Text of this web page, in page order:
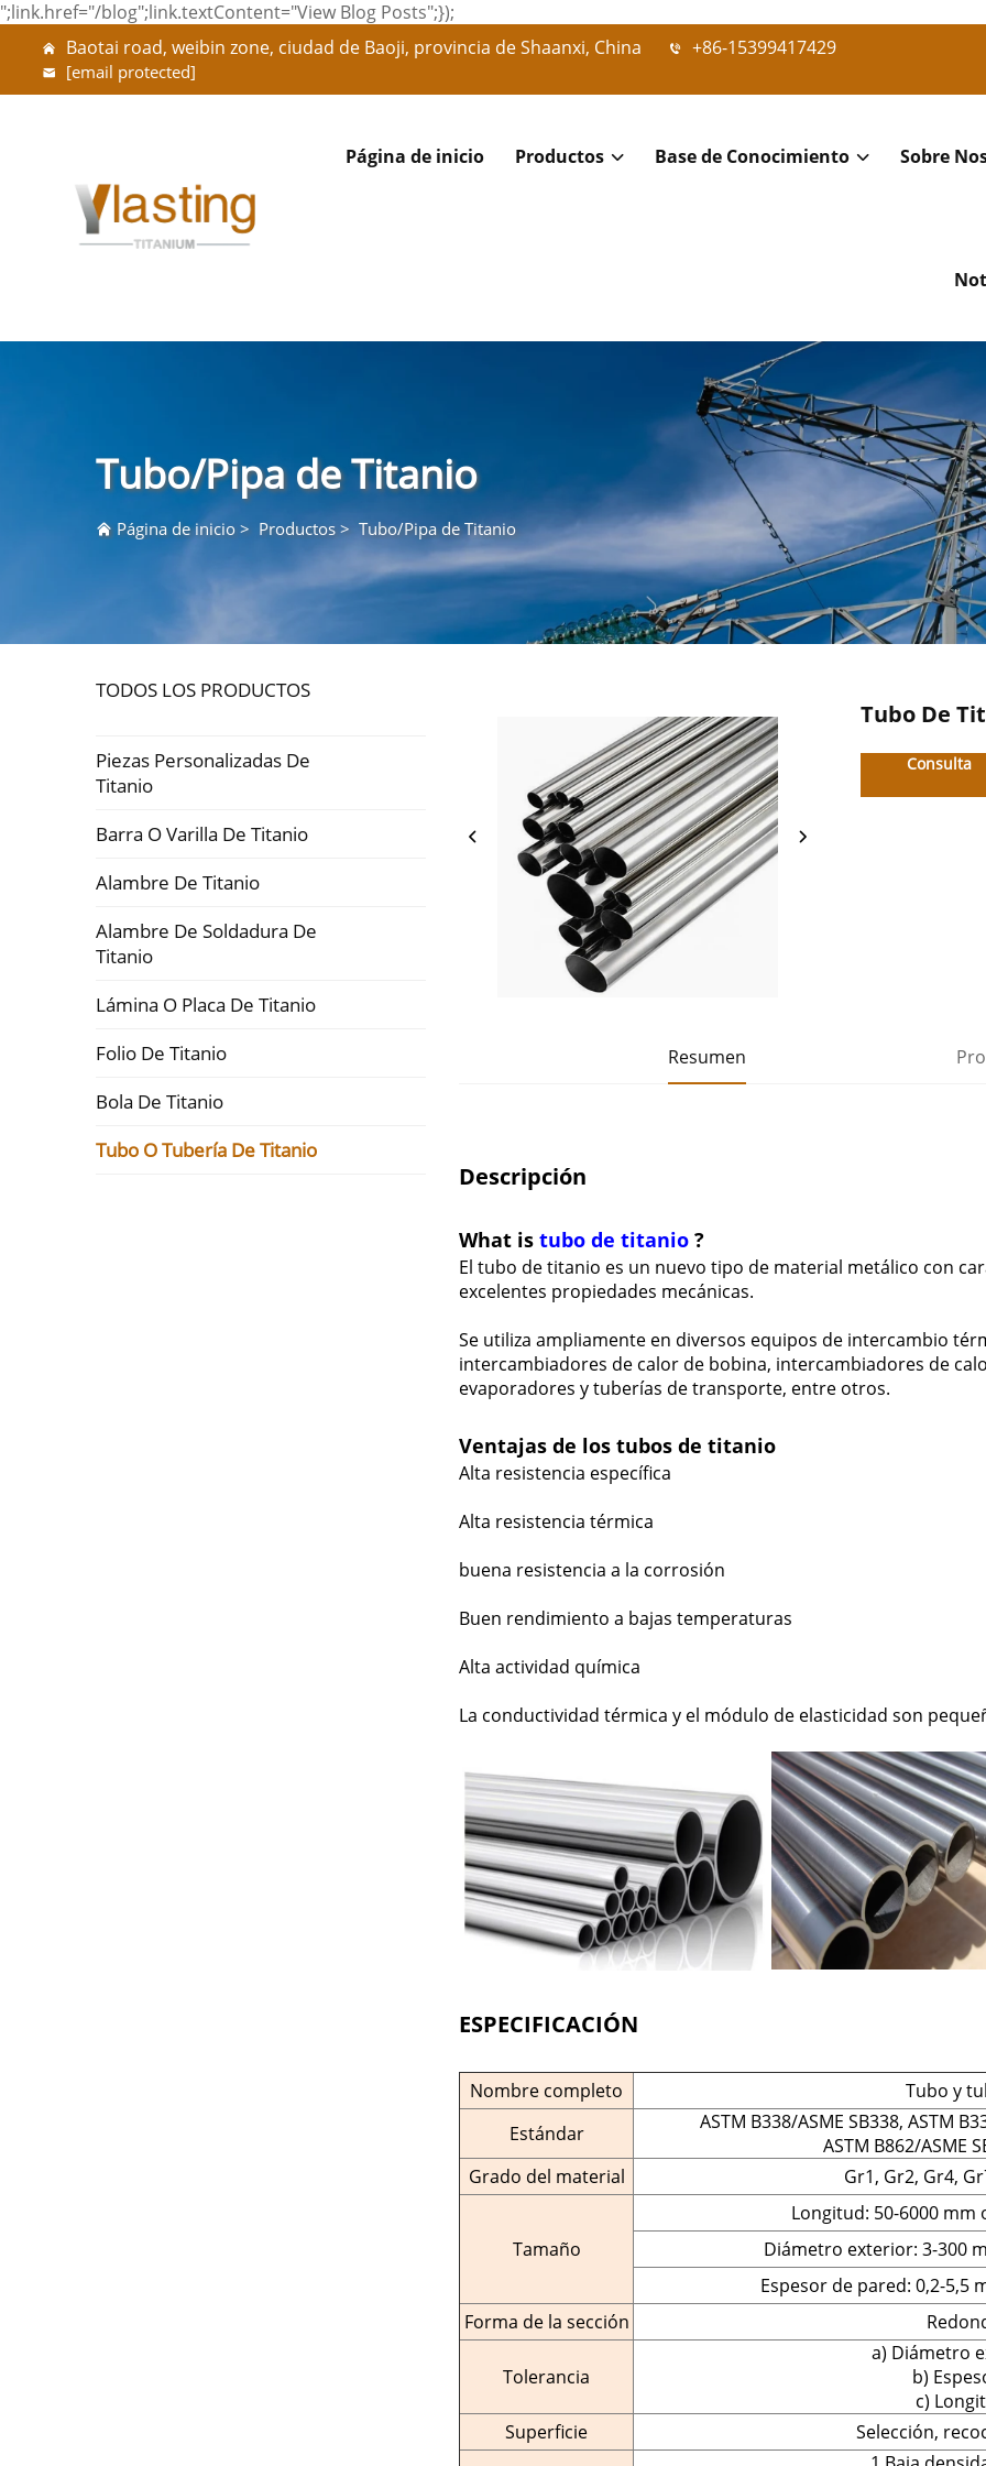
";link.href="/blog";link.textContent="View Blog Posts";});
Baotai road, weibin zone, ciudad de Baoji, provincia de Shaanxi, China
+86-15399417429
[email protected]
Página de inicio Productos Base de Conocimiento Sobre
Tubo/Pipa de Titanio
Página de inicio > Productos >Tubo/Pipa de Titanio
TODOS LOS PRODUCTOS
Piezas Personalizadas De
Titanio
Barra O Varilla De Titanio
Alambre De Titanio
Alambre De Soldadura De
Titanio
Lámina O Placa De Titanio
Folio De Titanio
Bola De Titanio
Tubo O Tubería De Titanio
Tubo De
Consulta
Resumen
Descripción
What is tubo de titanio ?
El tubo de titanio es un nuevo tipo de material metálico con
excelentes propiedades mecánicas.
Se utiliza ampliamente en diversos equipos de intercambio
intercambiadores de calor de bobina, intercambiadores de
evaporadores y tuberías de transporte, entre otros.
Ventajas de los tubos de titanio
Alta resistencia específica
Alta resistencia térmica
buena resistencia a la corrosión
Buen rendimiento a bajas temperaturas
Alta actividad química
La conductividad térmica y el módulo de elasticidad son
ESPECIFICACIÓN
Nombre completo
Tubo y
Estándar
ASTM B338/ASME SB338, ASTM
ASTM B862/ASME
Grado del material
Gr1, Gr2, Gr4,
Tamaño
Longitud: 50-6000
Diámetro exterior: 3-300
Espesor de pared: 0,2-5,5
Forma de la sección
Tolerancia
a) Diámetro
b)
c)
Superficie
Selección,